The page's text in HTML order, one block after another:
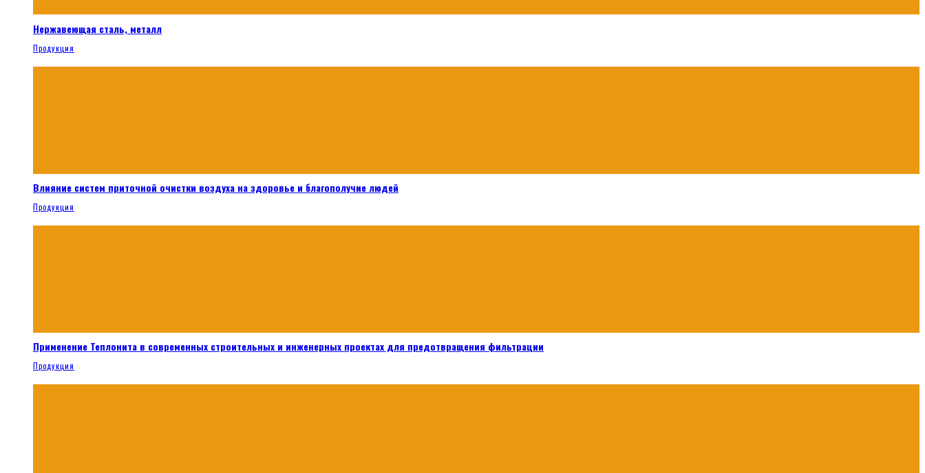
Нержавеющая сталь, металл
Продукция
Влияние систем приточной очистки воздуха на здоровье и благополучие людей
Продукция
Применение Теплонита в современных строительных и инженерных проектах для предотвращения фильтрации
Продукция